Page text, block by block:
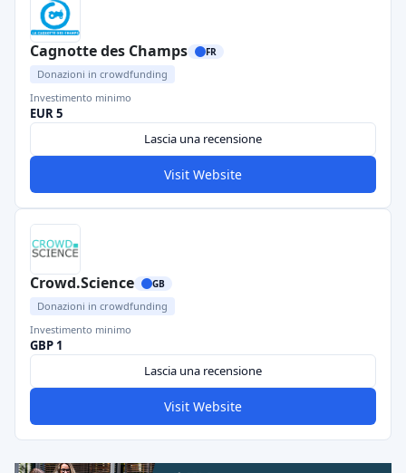
Cagnotte des Champs FR
Donazioni in crowdfunding
Investimento minimo
EUR 5
Lascia una recensione
Visit Website
Crowd.Science GB
Donazioni in crowdfunding
Investimento minimo
GBP 1
Lascia una recensione
Visit Website